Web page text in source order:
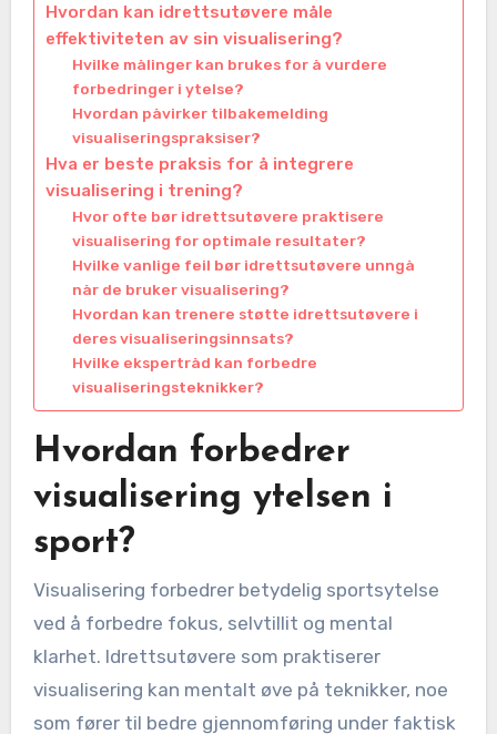
Hvordan kan idrettsutøvere måle
effektiviteten av sin visualisering?
Hvilke målinger kan brukes for å vurdere
forbedringer i ytelse?
Hvordan påvirker tilbakemelding
visualiseringspraksiser?
Hva er beste praksis for å integrere
visualisering i trening?
Hvor ofte bør idrettsutøvere praktisere
visualisering for optimale resultater?
Hvilke vanlige feil bør idrettsutøvere unngå
når de bruker visualisering?
Hvordan kan trenere støtte idrettsutøvere i
deres visualiseringsinnsats?
Hvilke ekspertråd kan forbedre
visualiseringsteknikker?
Hvordan forbedrer
visualisering ytelsen i
sport?
Visualisering forbedrer betydelig sportsytelse
ved å forbedre fokus, selvtillit og mental
klarhet. Idrettsutøvere som praktiserer
visualisering kan mentalt øve på teknikker, noe
som fører til bedre gjennomføring under faktisk